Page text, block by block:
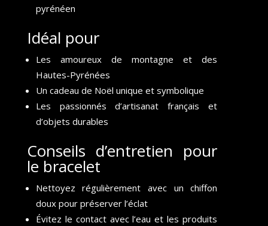
pyrénéen
Idéal pour
Les amoureux de montagne et des
Hautes-Pyrénées
Un cadeau de Noël unique et symbolique
Les passionnés d’artisanat français et
d’objets durables
Conseils d’entretien pour
le bracelet
Nettoyez régulièrement avec un chiffon
doux pour préserver l’éclat
Évitez le contact avec l’eau et les produits